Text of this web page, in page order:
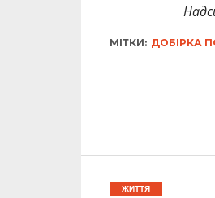
МІТКИ: ДОБІРКА
ЖИТТЯ